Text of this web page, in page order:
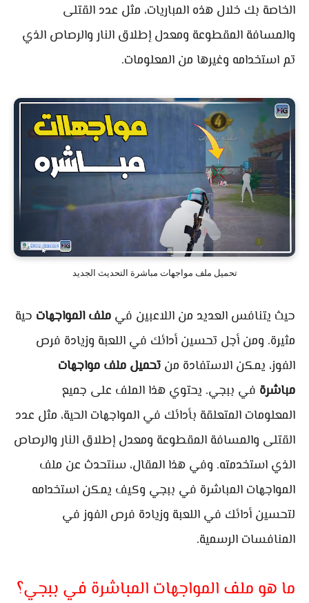
الخاصة بك خلال هذه المباريات، مثل عدد القتلى
والمسافة المقطوعة ومعدل إطلاق النار والرصاص الذي
تم استخدامه وغيرها من المعلومات.
تحميل ملف مواجهات مباشرة التحديث الجديد
حيث يتنافس العديد من اللاعبين في ملف المواجهات حية
مثيرة. ومن أجل تحسين أدائك في اللعبة وزيادة فرص
الفوز، يمكن الاستفادة من تحميل ملف مواجهات
مباشرة في ببجي. يحتوي هذا الملف على جميع
المعلومات المتعلقة بأدائك في المواجهات الحية، مثل عدد
القتلى والمسافة المقطوعة ومعدل إطلاق النار والرصاص
الذي استخدمته. وفي هذا المقال، سنتحدث عن ملف
المواجهات المباشرة في ببجي وكيف يمكن استخدامه
لتحسين أدائك في اللعبة وزيادة فرص الفوز في
المنافسات الرسمية.
ما هو ملف المواجهات المباشرة في ببجي؟